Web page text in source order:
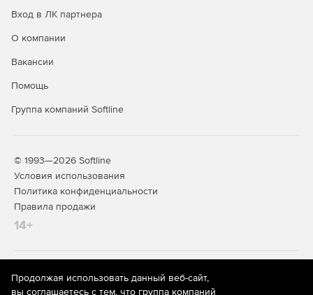
Вход в ЛК партнера
О компании
Вакансии
Помощь
Группа компаний Softline
© 1993—2026 Softline
Условия использования
Политика конфиденциальности
Правила продажи
14+
На информационном ресурсе store.softline.ru применяются
рекомендательные технологии
(информационные технологии
Продолжая использовать данный веб-сайт,
вы соглашаетесь с тем, что группа компаний